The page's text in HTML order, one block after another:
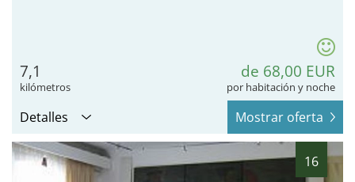
7,1
kilómetros
de 68,00 EUR
por habitación y noche
Detalles Mostrar oferta
16